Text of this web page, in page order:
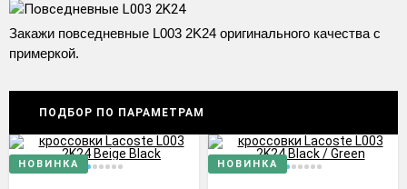
Закажи повседневные L003 2K24 оригинального качества с
примеркой.
ПОДБОР ПО ПАРАМЕТРАМ
НОВИНКА НОВИНКА